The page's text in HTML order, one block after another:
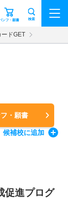
ンフ・願書 検索
ドGET
・願書
候補校に追加
促進プログ